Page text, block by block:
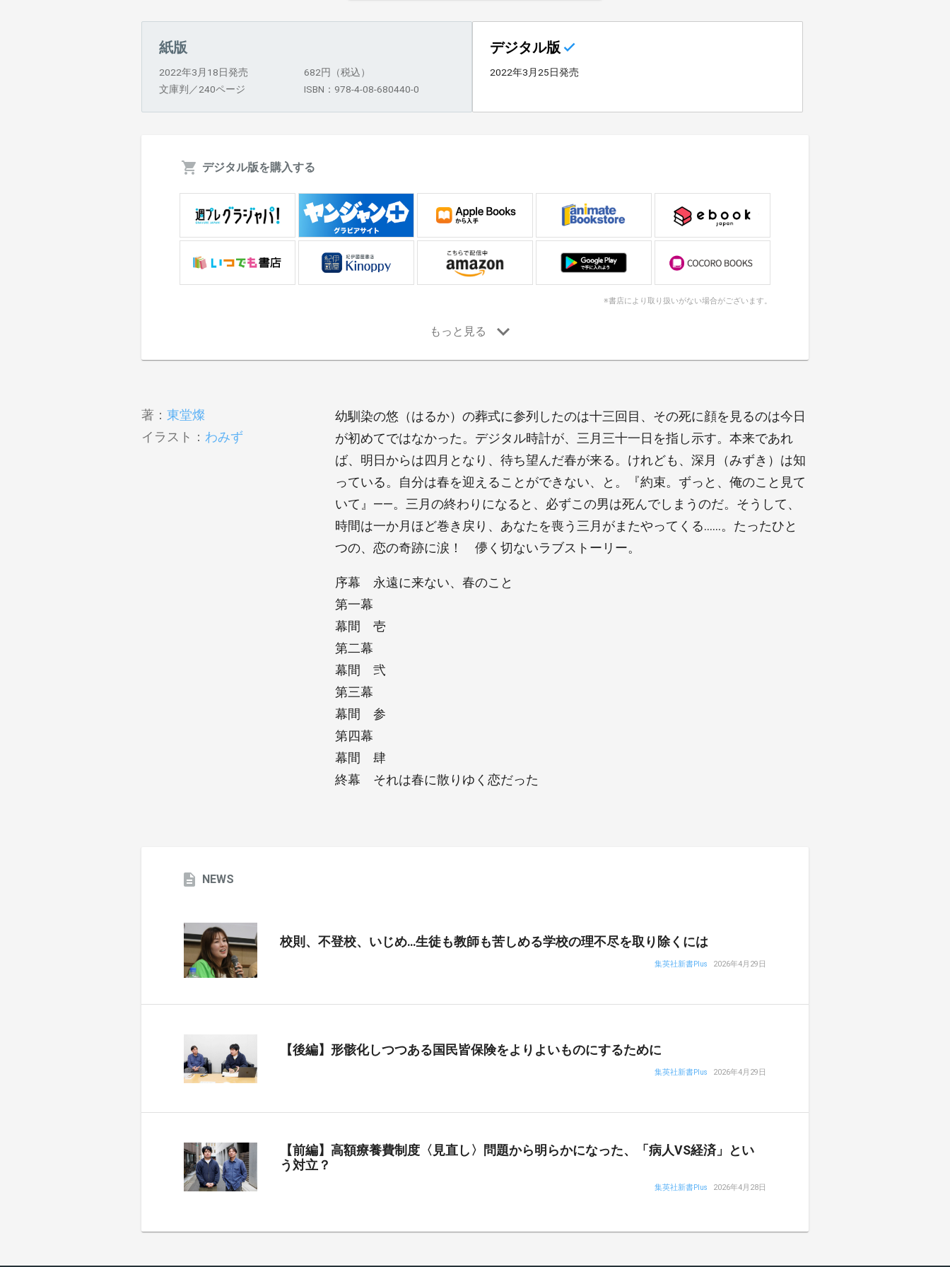
紙版
2022年3月18日発売
682円（税込）
文庫判／240ページ
ISBN：978-4-08-680440-0
デジタル版
2022年3月25日発売
デジタル版を購入する
※書店により取り扱いがない場合がございます。
著： 東堂燦
イラスト： わみず
幼馴染の悠（はるか）の葬式に参列したのは十三回目、その死に顔を見るのは今日
が初めてではなかった。デジタル時計が、三月三十一日を指し示す。本来であれ
ば、明日からは四月となり、待ち望んだ春が来る。けれども、深月（みずき）は知
っている。自分は春を迎えることができない、と。『約束。ずっと、俺のこと見て
いて』――。三月の終わりになると、必ずこの男は死んでしまうのだ。そうして、
時間は一か月ほど巻き戻り、あなたを喪う三月がまたやってくる……。たったひと
つの、恋の奇跡に涙！ 儚く切ないラブストーリー。
序幕 永遠に来ない、春のこと
第一幕
幕間 壱
第二幕
幕間 弐
第三幕
幕間 参
第四幕
幕間 肆
終幕 それは春に散りゆく恋だった
NEWS
校則、不登校、いじめ…生徒も教師も苦しめる学校の理不尽を取り除くには
集英社新書Plus 2026年4月29日
【後編】形骸化しつつある国民皆保険をよりよいものにするために
集英社新書Plus 2026年4月29日
【前編】高額療養費制度〈見直し〉問題から明らかになった、「病人VS経済」とい
う対立？
集英社新書Plus 2026年4月28日